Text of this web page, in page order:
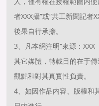
者XXX攝”或“共工新聞記者
後果自行承擔。
3、凡本網注明“來源：
其它媒體，轉載目的在于
觀點和對其真實性負責。
4、如因作品内容、版權和